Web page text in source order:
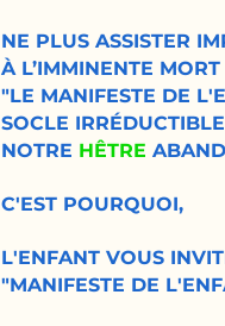
NE PLUS ASSISTER
À L’IMMINENTE
"LE MANIFESTE DE
SOCLE
NOTRE HÊTRE
C'EST POURQUOI,
L'ENFANT VOUS
"MANIFESTE DE